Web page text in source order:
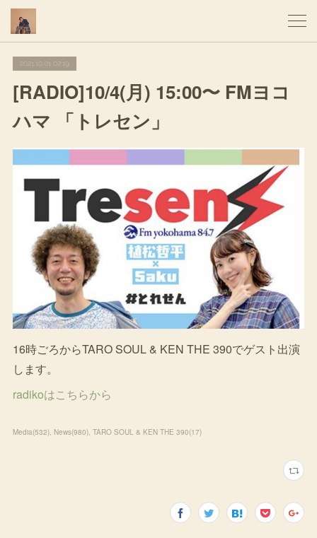
2021.10.01 07:19
[RADIO]10/4(月) 15:00〜 FMヨコ
ハマ 「トレセン」
16時ごろからTARO SOUL & KEN THE 390でゲスト出演
します。
radikoはこちらから
Media(532) News(980) TARO SOUL & KEN THE 390(17)